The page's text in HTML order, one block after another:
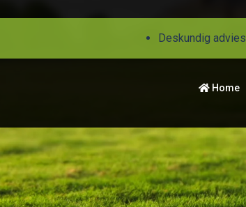
Deskundig advies
Home